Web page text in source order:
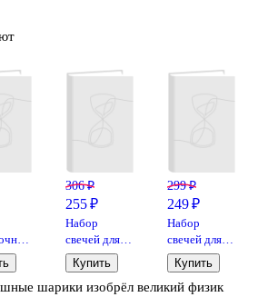
шарики изобрёл великий физик
в
306 ₽
255 ₽
Набор
свечей для
торта с
держателями
Happy
Купить
299 ₽
249 ₽
Набор
свечей для
торта Black
Gold (черные
с золотом)
Купить